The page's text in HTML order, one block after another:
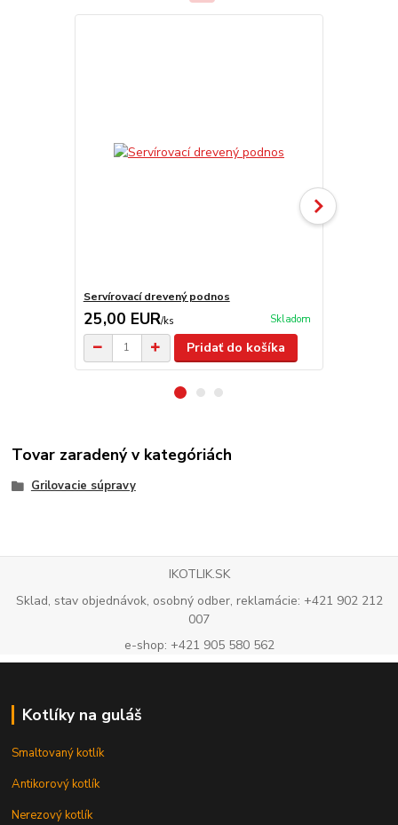
Servírovací drevený podnos
25,00 EUR/ks Skladom
Pridať do košíka
Tovar zaradený v kategóriách
Grilovacie súpravy
IKOTLIK.SK
Sklad, stav objednávok, osobný odber, reklamácie: +421 902 212
007
e-shop: +421 905 580 562
Kotlíky na guláš
Smaltovaný kotlík
Antikorový kotlík
Nerezový kotlík